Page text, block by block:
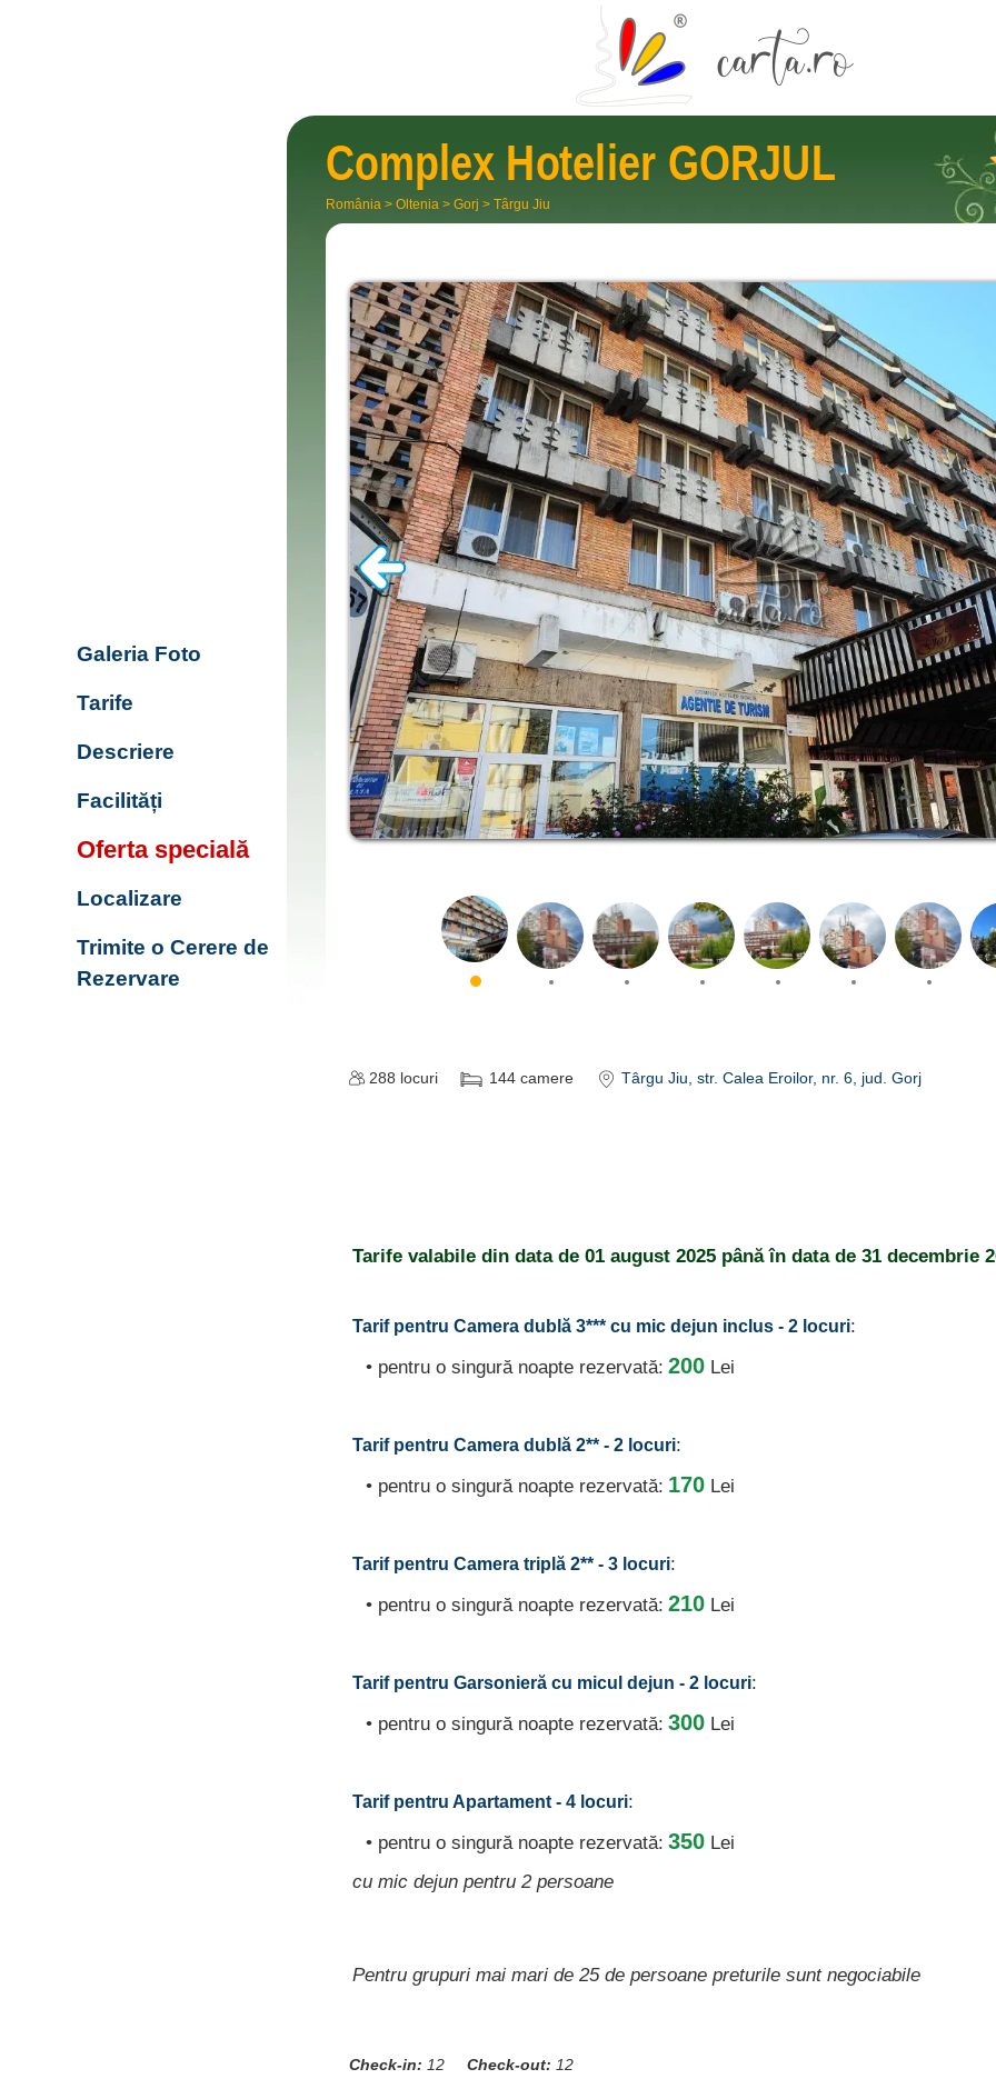
Complex Hotelier GORJUL
România > Oltenia > Gorj > Târgu Jiu
288 locuri 144 camere Târgu Jiu, str. Calea Eroilor, nr. 6, jud. Gorj
Tarife valabile din data de 01 august 2025 până în data de 31 decembrie
Tarif pentru Camera dublă 3*** cu mic dejun inclus - 2 locuri:
• pentru o singură noapte rezervată: 200 Lei
Tarif pentru Camera dublă 2** - 2 locuri:
• pentru o singură noapte rezervată: 170 Lei
Tarif pentru Camera triplă 2** - 3 locuri:
• pentru o singură noapte rezervată: 210 Lei
Tarif pentru Garsonieră cu micul dejun - 2 locuri:
• pentru o singură noapte rezervată: 300 Lei
Tarif pentru Apartament - 4 locuri:
• pentru o singură noapte rezervată: 350 Lei
cu mic dejun pentru 2 persoane
Pentru grupuri mai mari de 25 de persoane preturile sunt negociabile
Check-in: 12 Check-out: 12
Galeria Foto
Tarife
Descriere
Facilități
Oferta specială
Localizare
Trimite o Cerere de
Rezervare